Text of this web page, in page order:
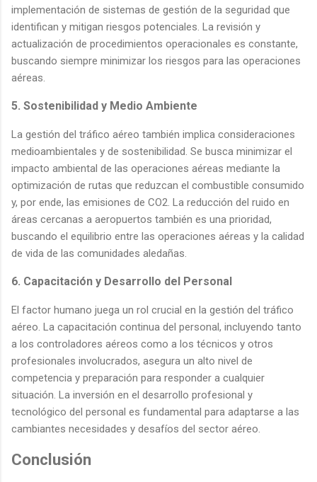
implementación de sistemas de gestión de la seguridad que
identifican y mitigan riesgos potenciales. La revisión y
actualización de procedimientos operacionales es constante,
buscando siempre minimizar los riesgos para las operaciones
aéreas.
5. Sostenibilidad y Medio Ambiente
La gestión del tráfico aéreo también implica consideraciones
medioambientales y de sostenibilidad. Se busca minimizar el
impacto ambiental de las operaciones aéreas mediante la
optimización de rutas que reduzcan el combustible consumido
y, por ende, las emisiones de CO2. La reducción del ruido en
áreas cercanas a aeropuertos también es una prioridad,
buscando el equilibrio entre las operaciones aéreas y la calidad
de vida de las comunidades aledañas.
6. Capacitación y Desarrollo del Personal
El factor humano juega un rol crucial en la gestión del tráfico
aéreo. La capacitación continua del personal, incluyendo tanto
a los controladores aéreos como a los técnicos y otros
profesionales involucrados, asegura un alto nivel de
competencia y preparación para responder a cualquier
situación. La inversión en el desarrollo profesional y
tecnológico del personal es fundamental para adaptarse a las
cambiantes necesidades y desafíos del sector aéreo.
Conclusión